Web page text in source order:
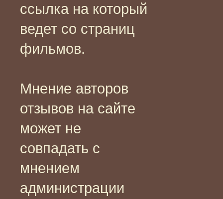
ссылка на который
ведет со страниц
фильмов.
Мнение авторов
отзывов на сайте
может не
совпадать с
мнением
администрации